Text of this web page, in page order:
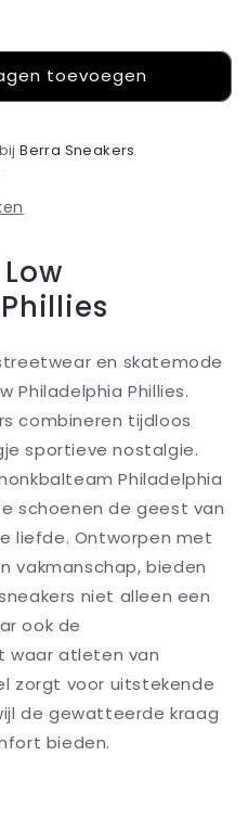
toevoegen
Berra Sneakers
en skatemode
Philadelphia Phillies.
combineren tijdloos
sportieve nostalgie.
Philadelphia
schoenen de geest van
liefde. Ontworpen met
vakmanschap, bieden
niet alleen een
ook de
atleten van
zorgt voor uitstekende
de gewatteerde kraag
bieden.